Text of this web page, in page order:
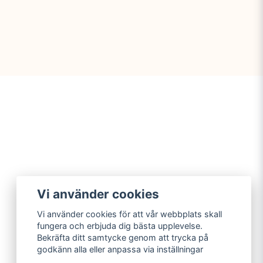
Vi använder cookies
Vi använder cookies för att vår webbplats skall
fungera och erbjuda dig bästa upplevelse.
Bekräfta ditt samtycke genom att trycka på
godkänn alla eller anpassa via inställningar